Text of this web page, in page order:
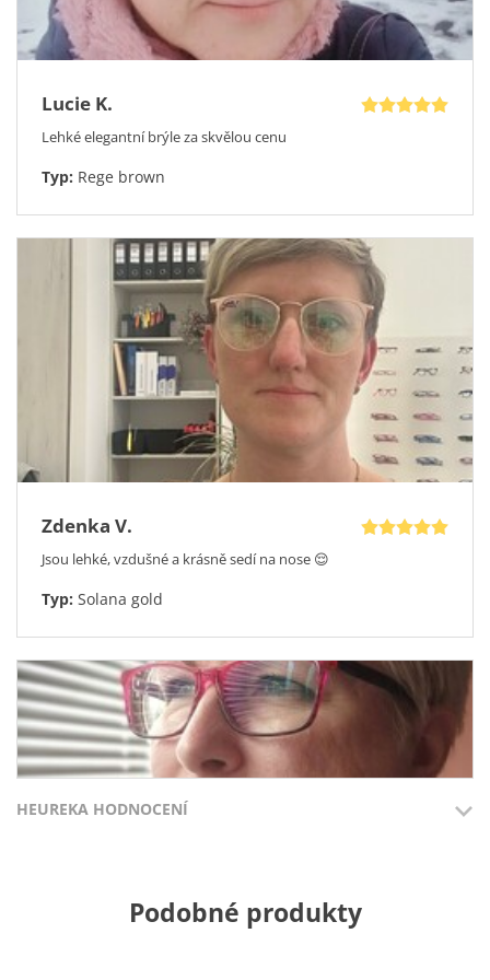
Lucie K.
Lehké elegantní brýle za skvělou cenu
Typ: Rege brown
Zdenka V.
Jsou lehké, vzdušné a krásně sedí na nose 😌
Typ: Solana gold
HEUREKA HODNOCENÍ
Přidáno 3.8.2026
Podobné produkty